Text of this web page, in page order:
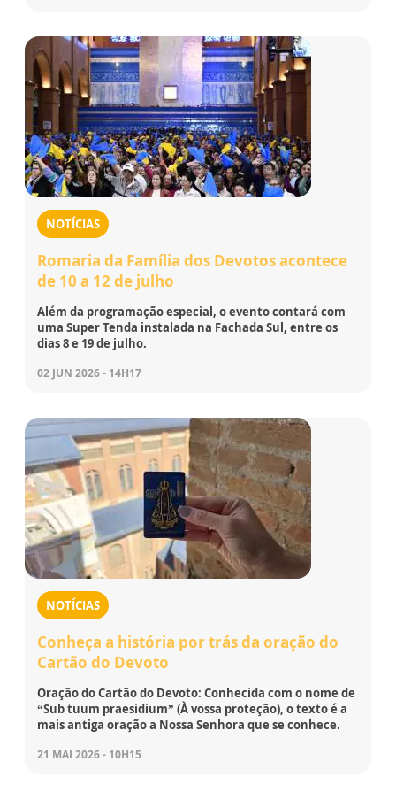
NOTÍCIAS
Romaria da Família dos Devotos acontece
de 10 a 12 de julho
Além da programação especial, o evento contará com
uma Super Tenda instalada na Fachada Sul, entre os
dias 8 e 19 de julho.
02 JUN 2026 - 14H17
NOTÍCIAS
Conheça a história por trás da oração do
Cartão do Devoto
Oração do Cartão do Devoto: Conhecida com o nome de
“Sub tuum praesidium” (À vossa proteção), o texto é a
mais antiga oração a Nossa Senhora que se conhece.
21 MAI 2026 - 10H15